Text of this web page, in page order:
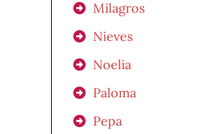
Milagros
Nieves
Noelia
Paloma
Pepa